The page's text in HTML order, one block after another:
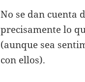
No se dan cuenta
precisamente lo
(aunque sea
con ellos).